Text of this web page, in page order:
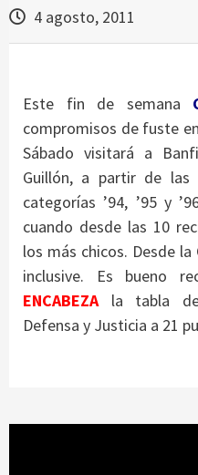
4 agosto, 2011
Este fin de semana
compromisos de fuste
Sábado visitará a
Guillón, a partir de
categorías ’94, ’95 y
cuando desde las 10
los más chicos. Desde
inclusive. Es bueno
ENCABEZAla tabla de
Defensa y Justicia a 21